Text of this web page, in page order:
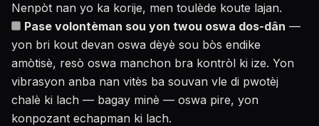
Nenpòt nan yo ka korije, men toulède koute lajan.
Pase volontèman sou yon twou oswa dos-dân —
yon bri kout devan oswa dèyè sou bòs endike
amòtisè, resò oswa manchon bra kontròl ki ize. Yon
vibrasyon anba nan vitès ba souvan vle di pwotèj
chalè ki lach — bagay minè — oswa pire, yon
konpozant echapman ki lach.